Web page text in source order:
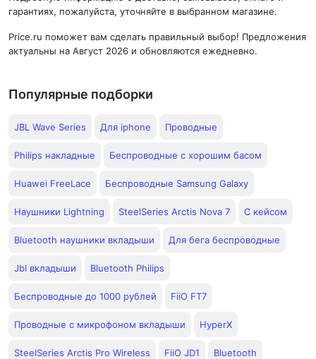
гарантиях, пожалуйста, уточняйте в выбранном магазине.
Price.ru поможет вам сделать правильный выбор! Предложения
актуальны на Август 2026 и обновляются ежедневно.
Популярные подборки
JBL Wave Series Для iphone Проводные
Philips накладные Беспроводные с хорошим басом
Huawei FreeLace Беспроводные Samsung Galaxy
Наушники Lightning SteelSeries Arctis Nova 7 С кейсом
Bluetooth наушники вкладыши Для бега беспроводные
Jbl вкладыши Bluetooth Philips
Беспроводные до 1000 рублей FiiO FT7
Проводные с микрофоном вкладыши HyperX
SteelSeries Arctis Pro Wireless FiiO JD1 Bluetooth